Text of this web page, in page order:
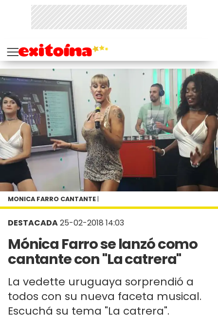
DESTACADA25-02-2018 14:03
Mónica Farro se lanzó como
cantante con "La catrera"
La vedette uruguaya sorprendió a
todos con su nueva faceta musical.
Escuchá su tema "La catrera".
MONICA FARRO CANTANTE |